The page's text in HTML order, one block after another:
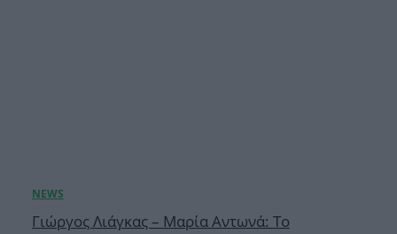
Γιώργος Λιάγκας – Μαρία Αντωνά: Το